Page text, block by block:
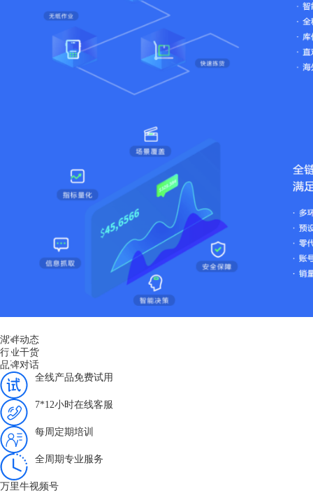
湖畔动态
行业干货
品牌对话
全线产品免费试用
7*12小时在线客服
每周定期培训
全周期专业服务
万里牛视频号